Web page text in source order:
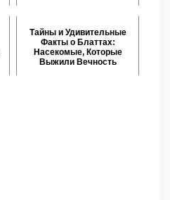
Тайны и Удивительные
Факты о Блаттах:
Насекомые, Которые
Выжили Вечность